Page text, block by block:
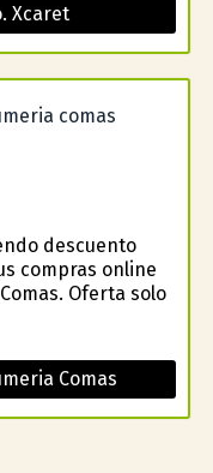
Xcaret
descuento
compras online
Oferta solo
Comas